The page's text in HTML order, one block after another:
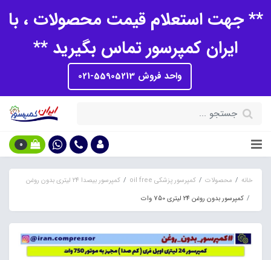
** جهت استعلام قیمت محصولات ، با
ایران کمپرسور تماس بگیرید **
واحد فروش 55905213-021
0
خانه محصولات کمپرسور پزشکی oil free
کمپرسور بیصدا 24 لیتری بدون روغن
کمپرسور بدون روغن 24 لیتری 750 وات